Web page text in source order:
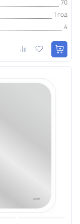
70
1 год
4